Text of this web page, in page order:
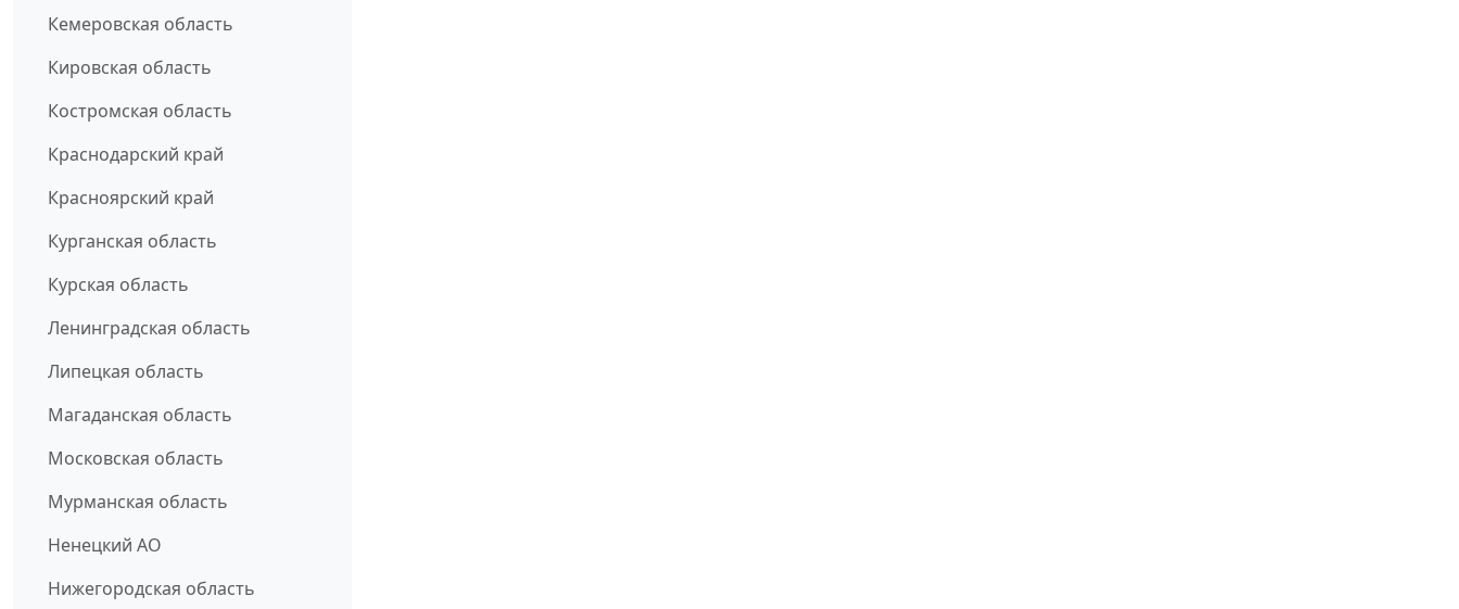
Кемеровская область
Кировская область
Костромская область
Краснодарский край
Красноярский край
Курганская область
Курская область
Ленинградская область
Липецкая область
Магаданская область
Московская область
Мурманская область
Ненецкий АО
Нижегородская область